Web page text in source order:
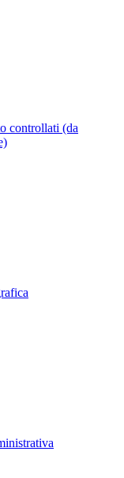
controllati (da